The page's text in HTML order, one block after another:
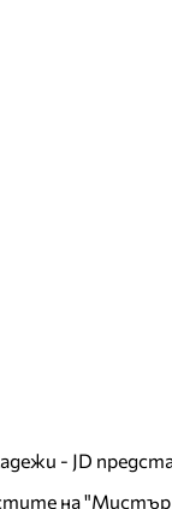
- JD
на "Мистър